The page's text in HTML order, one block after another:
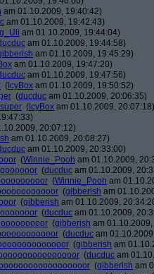
am 01.10.2009, 19:40:42)
am 01.10.2009, 19:42:43)
am 01.10.2009, 19:44:04)
am 01.10.2009, 19:44:58)
am 01.10.2009, 19:45:29)
am 01.10.2009, 19:47:20)
am 01.10.2009, 19:47:56)
( IcyBox am 01.10.2009, 19:50:52)
(ducduc am 01.10.2009, 20:06:35)
( IcyBox am 01.10.2009, 20:07:18)
20:07:12)
am 01.10.2009, 20:08:27)
am 01.10.2009, 20:33:00)
(Winnie_Pooh am 01.10.2009,
(ducduc am 01.10.2009,
(Winnie_Pooh am
(gibberish am
(gibberish am 01.10.2009,
(ducduc am 01.10.2009,
(gibberish am
(ducduc am
(gibberish am
(ducduc am
(gibberish am